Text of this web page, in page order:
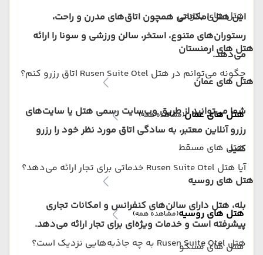
هتل های باتومی
هتل های ارمنستان
هتل های عمان
هتل های عمان(مشاهده همه)
هتل های مسقط
هتل های روسیه
هتل های روسیه(مشاهده همه)
هتل های مسکو
این هتل امکاناتی همچون اتاق‌های مدرن و راحت،
رستوران‌های متنوع، استخر، سالن ورزشی و سونا را ارائه
می‌دهد.
چگونه می‌توانم در هتل Rusen Suite Otel اتاق رزرو کنم؟
شما می‌توانید از طریق وب‌سایت رسمی هتل یا سایت‌های
رزرو آنلاین معتبر، به سادگی اتاق مورد نظر خود را رزرو
کنید.
آیا هتل Rusen Suite Otel خدماتی برای تجار ارائه می‌دهد؟
بله، هتل دارای سالن‌های کنفرانس و امکانات تجاری
پیشرفته است و خدمات ویژه‌ای برای تجار ارائه می‌دهد.
هتل Rusen Suite Otel به چه جاذبه‌هایی نزدیک است؟